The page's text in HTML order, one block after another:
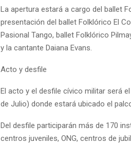
La apertura estará a cargo del ballet
presentación del ballet Folklórico El
Pasional Tango, ballet Folklórico
y la cantante Daiana Evans.
Acto y desfile
El acto y el desfile cívico militar será
de Julio) donde estará ubicado el
Del desfile participarán más de 170
centros juveniles, ONG, centros de